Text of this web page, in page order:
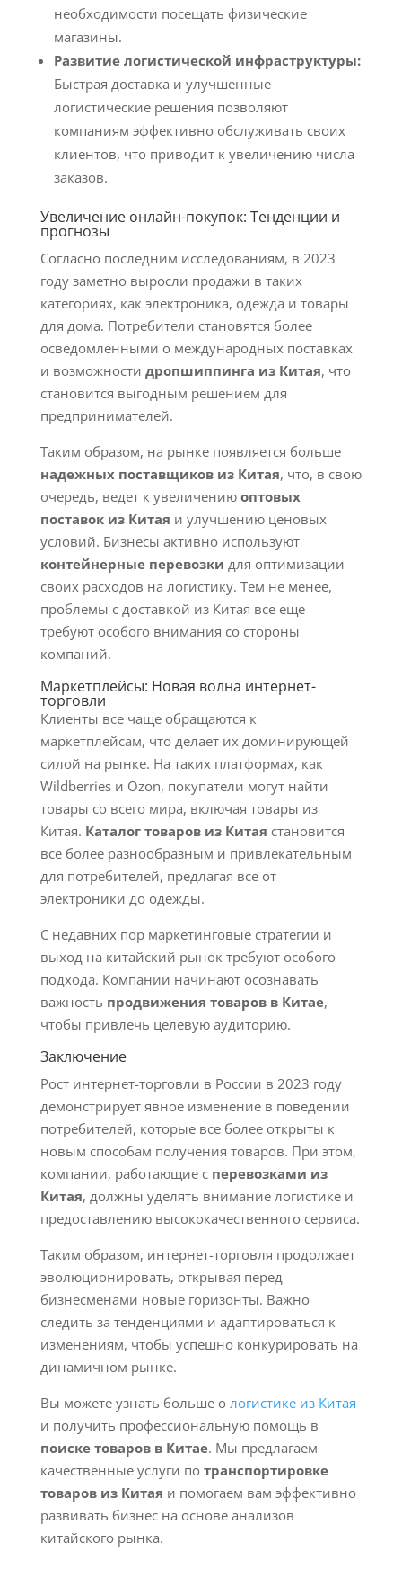
необходимости посещать физические
магазины.
Развитие логистической инфраструктуры:
Быстрая доставка и улучшенные
логистические решения позволяют
компаниям эффективно обслуживать своих
клиентов, что приводит к увеличению числа
заказов.
Увеличение онлайн-покупок: Тенденции и
прогнозы
Согласно последним исследованиям, в 2023
году заметно выросли продажи в таких
категориях, как электроника, одежда и товары
для дома. Потребители становятся более
осведомленными о международных поставках
и возможности дропшиппинга из Китая, что
становится выгодным решением для
предпринимателей.
Таким образом, на рынке появляется больше
надежных поставщиков из Китая, что, в свою
очередь, ведет к увеличению оптовых
поставок из Китая и улучшению ценовых
условий. Бизнесы активно используют
контейнерные перевозки для оптимизации
своих расходов на логистику. Тем не менее,
проблемы с доставкой из Китая все еще
требуют особого внимания со стороны
компаний.
Маркетплейсы: Новая волна интернет-
торговли
Клиенты все чаще обращаются к
маркетплейсам, что делает их доминирующей
силой на рынке. На таких платформах, как
Wildberries и Ozon, покупатели могут найти
товары со всего мира, включая товары из
Китая. Каталог товаров из Китая становится
все более разнообразным и привлекательным
для потребителей, предлагая все от
электроники до одежды.
С недавних пор маркетинговые стратегии и
выход на китайский рынок требуют особого
подхода. Компании начинают осознавать
важность продвижения товаров в Китае,
чтобы привлечь целевую аудиторию.
Заключение
Рост интернет-торговли в России в 2023 году
демонстрирует явное изменение в поведении
потребителей, которые все более открыты к
новым способам получения товаров. При этом,
компании, работающие с перевозками из
Китая, должны уделять внимание логистике и
предоставлению высококачественного сервиса.
Таким образом, интернет-торговля продолжает
эволюционировать, открывая перед
бизнесменами новые горизонты. Важно
следить за тенденциями и адаптироваться к
изменениям, чтобы успешно конкурировать на
динамичном рынке.
Вы можете узнать больше о логистике из Китая
и получить профессиональную помощь в
поиске товаров в Китае. Мы предлагаем
качественные услуги по транспортировке
товаров из Китая и помогаем вам эффективно
развивать бизнес на основе анализов
китайского рынка.